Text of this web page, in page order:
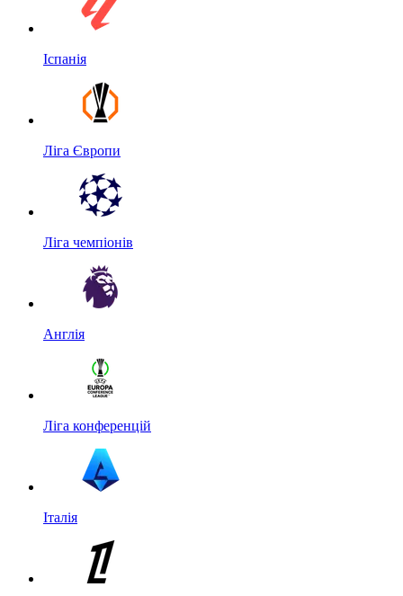
Іспанія
Ліга Європи
Ліга чемпіонів
Англія
Ліга конференцій
Італія